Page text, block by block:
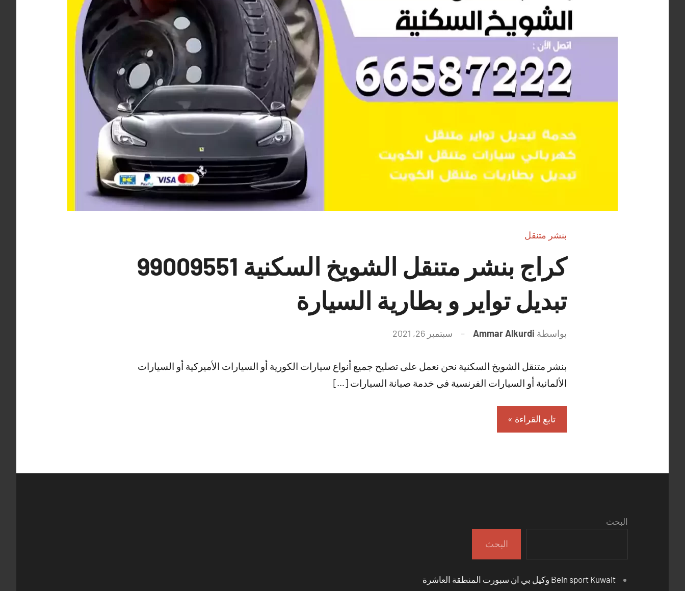
بنشر متنقل
تبديل تواير و بطارية السيارة
بواسطة Ammar Alkurdi سبتمبر 26, 2021
تعليقات
بنشر متنقل الشويخ السكنية نحن نعمل على تصليح جميع أنواع سيارات الكورية أو السيارات الأميركية أو السيارات
الألمانية أو السيارات الفرنسية في خدمة صيانة السيارات […]
تابع القراءة
البحث
البحث
Bein sport Kuwait وكيل بي ان سبورت المنطقة العاشرة